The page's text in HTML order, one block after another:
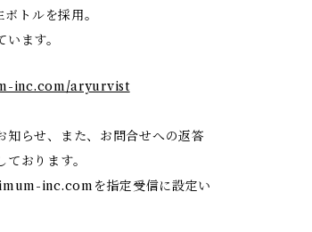
トルを採用。
ます。
inc.com/aryurvist
知らせ、また、お問合せへの返答
おります。
inc.comを指定受信に設定い